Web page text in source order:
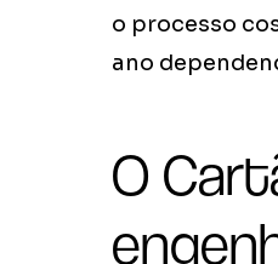
o processo
ano
O